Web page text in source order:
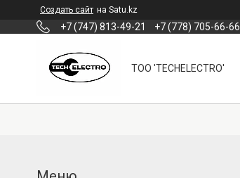
Создать сайт на Satu.kz
+7 (747) 813-49-21 +7 (778) 705-66-66
ТОО 'TECHELECTRO'